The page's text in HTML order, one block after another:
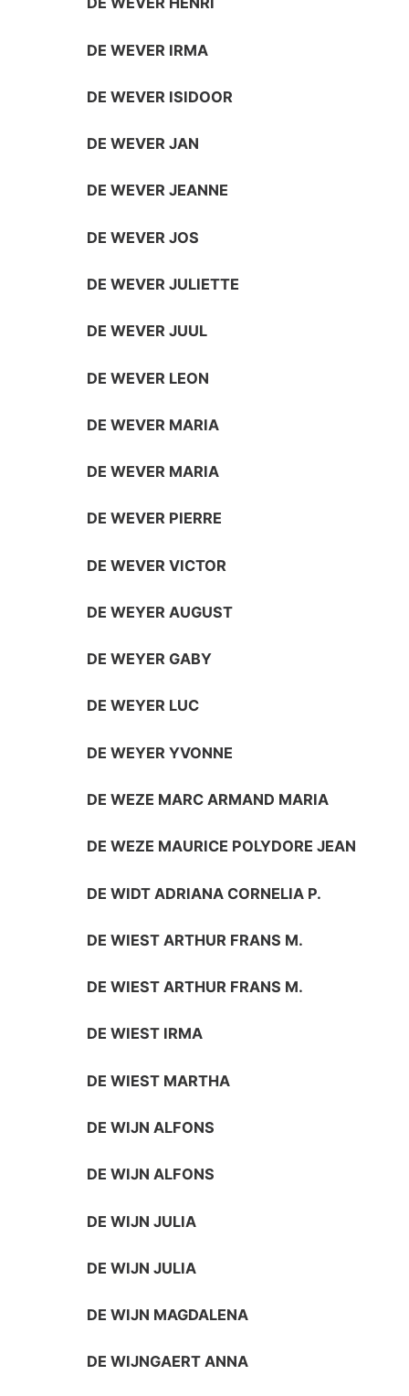
DE WEVER IRMA
DE WEVER ISIDOOR
DE WEVER JAN
DE WEVER JEANNE
DE WEVER JOS
DE WEVER JULIETTE
DE WEVER JUUL
DE WEVER LEON
DE WEVER MARIA
DE WEVER MARIA
DE WEVER PIERRE
DE WEVER VICTOR
DE WEYER AUGUST
DE WEYER GABY
DE WEYER LUC
DE WEYER YVONNE
DE WEZE MARC ARMAND MARIA
DE WEZE MAURICE POLYDORE JEAN
DE WIDT ADRIANA CORNELIA P.
DE WIEST ARTHUR FRANS M.
DE WIEST ARTHUR FRANS M.
DE WIEST IRMA
DE WIEST MARTHA
DE WIJN ALFONS
DE WIJN ALFONS
DE WIJN JULIA
DE WIJN JULIA
DE WIJN MAGDALENA
DE WIJNGAERT ANNA